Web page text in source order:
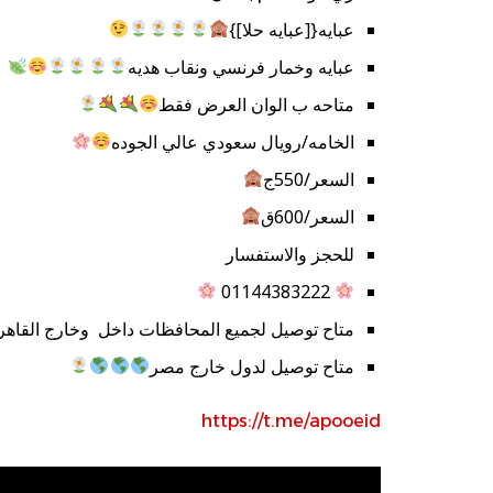
عبايه{[عبايه حلا]}
عبايه وخمار فرنسي ونقاب هديه
متاحه ب الوان العرض فقط
الخامه/رويال سعودي عالي الجوده
السعر/550ج
السعر/600ق
للحجز والاستفسار
01144383222
متاح توصيل لجميع المحافظات داخل وخارج
متاح توصيل لدول خارج مصر
https://t.me/apooeid